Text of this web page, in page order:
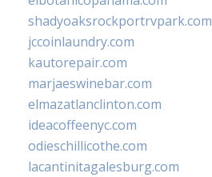
shadyoaksrockportrvpark.com
jccoinlaundry.com
kautorepair.com
marjaeswinebar.com
elmazatlanclinton.com
ideacoffeenyc.com
odieschillicothe.com
lacantinitagalesburg.com